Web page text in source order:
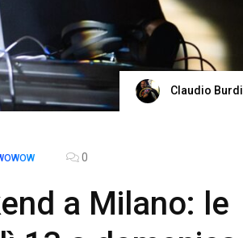
Claudio Burdi
0
a Milano: le